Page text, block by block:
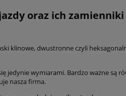
oraz ich
klinowe, dwustronne czyli
jedynie wymiarami. Bardzo ważne są
nasza firma.